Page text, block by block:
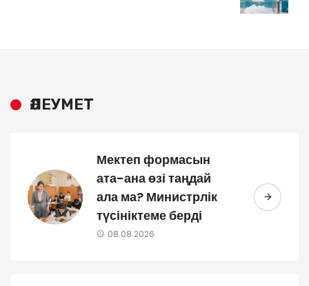
ӘЛЕУМЕТ
Мектеп формасын
ата-ана өзі таңдай
ала ма? Министрлік
түсініктеме берді
08.08.2026